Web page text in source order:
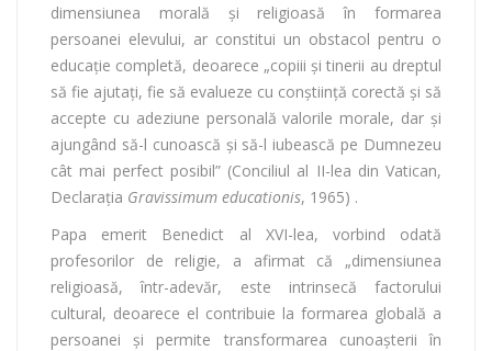
dimensiunea morală şi religioasă în formarea
persoanei elevului, ar constitui un obstacol pentru o
educaţie completă, deoarece „copiii şi tinerii au dreptul
să fie ajutaţi, fie să evalueze cu conştiinţă corectă şi să
accepte cu adeziune personală valorile morale, dar şi
ajungând să-l cunoască şi să-l iubească pe Dumnezeu
cât mai perfect posibil” (Conciliul al II-lea din Vatican,
Declaraţia Gravissimum educationis, 1965) .
Papa emerit Benedict al XVI-lea, vorbind odată
profesorilor de religie, a afirmat că „dimensiunea
religioasă, într-adevăr, este intrinsecă factorului
cultural, deoarece el contribuie la formarea globală a
persoanei şi permite transformarea cunoaşterii în